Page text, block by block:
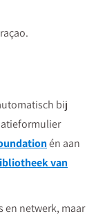
bij
én aan
van
en netwerk, maar